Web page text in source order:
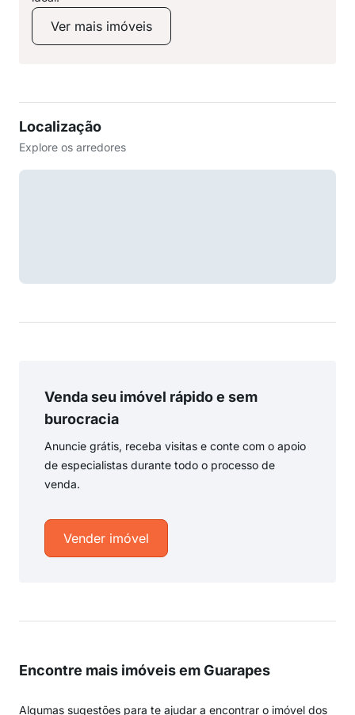
Ver mais imóveis
Localização
Explore os arredores
Venda seu imóvel rápido e sem
burocracia
Anuncie grátis, receba visitas e conte com o apoio
de especialistas durante todo o processo de
venda.
Vender imóvel
Encontre mais imóveis em Guarapes
Algumas sugestões para te ajudar a encontrar o imóvel dos